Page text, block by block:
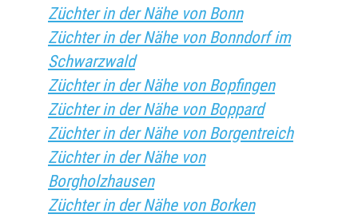
Züchter in der Nähe von Bonn
Züchter in der Nähe von Bonndorf im
Schwarzwald
Züchter in der Nähe von Bopfingen
Züchter in der Nähe von Boppard
Züchter in der Nähe von Borgentreich
Züchter in der Nähe von
Borgholzhausen
Züchter in der Nähe von Borken